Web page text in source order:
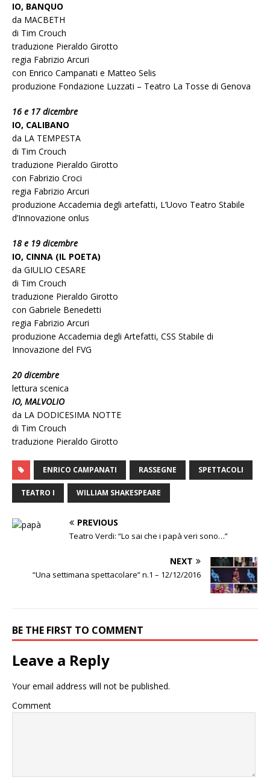
IO, BANQUO
da MACBETH
di Tim Crouch
traduzione Pieraldo Girotto
regia Fabrizio Arcuri
con Enrico Campanati e Matteo Selis
produzione Fondazione Luzzati – Teatro La Tosse di Genova
16 e 17 dicembre
IO, CALIBANO
da LA TEMPESTA
di Tim Crouch
traduzione Pieraldo Girotto
con Fabrizio Croci
regia Fabrizio Arcuri
produzione Accademia degli artefatti, L’Uovo Teatro Stabile
d’Innovazione onlus
18 e 19 dicembre
IO, CINNA (IL POETA)
da GIULIO CESARE
di Tim Crouch
traduzione Pieraldo Girotto
con Gabriele Benedetti
regia Fabrizio Arcuri
produzione Accademia degli Artefatti, CSS Stabile di
Innovazione del FVG
20 dicembre
lettura scenica
IO, MALVOLIO
da LA DODICESIMA NOTTE
di Tim Crouch
traduzione Pieraldo Girotto
ENRICO CAMPANATI RASSEGNE SPETTACOLI
TEATRO I WILLIAM SHAKESPEARE
PREVIOUS
Teatro Verdi: “Lo sai che i papà veri sono…”
NEXT
“Una settimana spettacolare” n.1 – 12/12/2016
BE THE FIRST TO COMMENT
Leave a Reply
Your email address will not be published.
Comment